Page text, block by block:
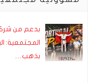
بدعم من
المجتمعية:
بذهب…